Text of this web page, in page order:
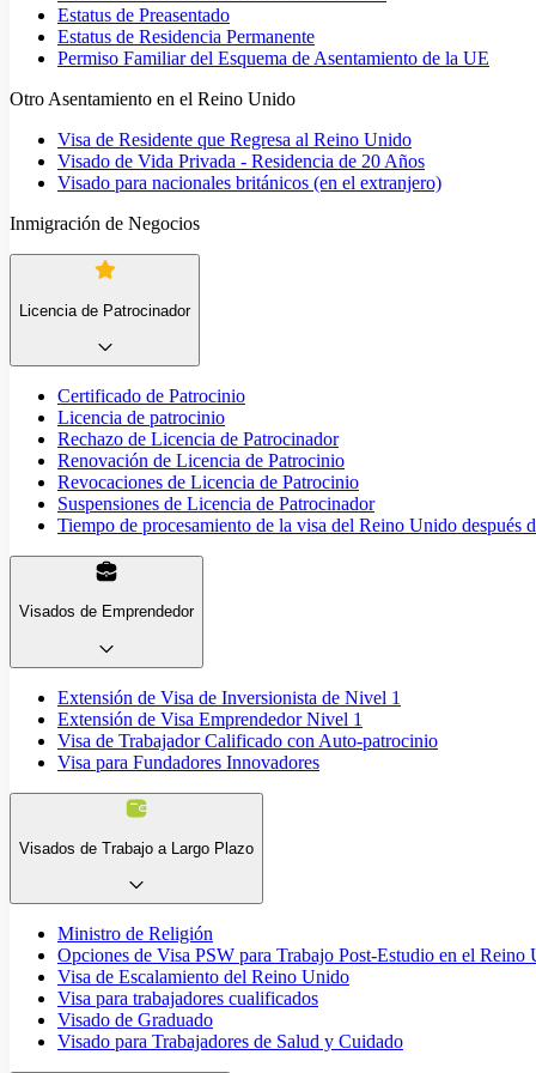
Estatus de Preasentado
Estatus de Residencia Permanente
Permiso Familiar del Esquema de Asentamiento de la UE
Otro Asentamiento en el Reino Unido
Visa de Residente que Regresa al Reino Unido
Visado de Vida Privada - Residencia de 20 Años
Visado para nacionales británicos (en el extranjero)
Inmigración de Negocios
Licencia de Patrocinador
Certificado de Patrocinio
Licencia de patrocinio
Rechazo de Licencia de Patrocinador
Renovación de Licencia de Patrocinio
Revocaciones de Licencia de Patrocinio
Suspensiones de Licencia de Patrocinador
Tiempo de procesamiento de la visa del Reino Unido después
Visados de Emprendedor
Extensión de Visa de Inversionista de Nivel 1
Extensión de Visa Emprendedor Nivel 1
Visa de Trabajador Calificado con Auto-patrocinio
Visa para Fundadores Innovadores
Visados de Trabajo a Largo Plazo
Ministro de Religión
Opciones de Visa PSW para Trabajo Post-Estudio en el Reino
Visa de Escalamiento del Reino Unido
Visa para trabajadores cualificados
Visado de Graduado
Visado para Trabajadores de Salud y Cuidado